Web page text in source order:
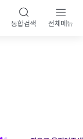
통합검색 전체메뉴